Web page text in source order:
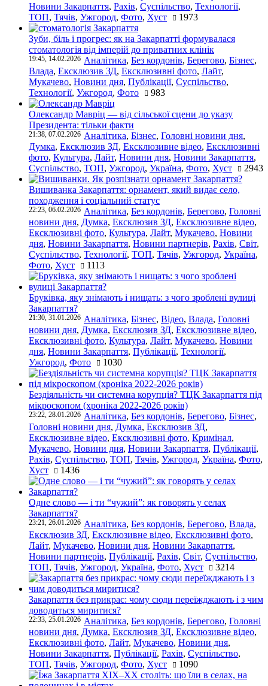
Новини Закарпаття, Рахів, Суспільство, Технології,
ТОП, Тячів, Ужгород, Фото, Хуст 1973
Зуби, біль і прогрес: як на Закарпатті формувалася
стоматологія від імперій до приватних клінік
19:45, 14.02.2026 Аналітика, Без кордонів, Берегово, Бізнес,
Влада, Ексклюзив ЗД, Ексклюзивні фото, Лайт,
Мукачево, Новини дня, Публікації, Суспільство,
Технології, Ужгород, Фото 983
Олександр Мавріц — від сільської сцени до указу
Президента: тільки факти
21:38, 07.02.2026 Аналітика, Бізнес, Головні новини дня,
Думка, Ексклюзив ЗД, Ексклюзивне відео, Ексклюзивні
фото, Культура, Лайт, Новини дня, Новини Закарпаття,
Суспільство, ТОП, Ужгород, Україна, Фото, Хуст 2943
Вишиванка Закарпаття: орнамент, який видає село,
походження і соціальний статус
22:23, 06.02.2026 Аналітика, Без кордонів, Берегово, Головні
новини дня, Думка, Ексклюзив ЗД, Ексклюзивне відео,
Ексклюзивні фото, Культура, Лайт, Мукачево, Новини
дня, Новини Закарпаття, Новини партнерів, Рахів, Світ,
Суспільство, Технології, ТОП, Тячів, Ужгород, Україна,
Фото, Хуст 1113
Бруківка, яку знімають і нищать: з чого зроблені вулиці
Закарпаття?
21:30, 31.01.2026 Аналітика, Бізнес, Відео, Влада, Головні
новини дня, Думка, Ексклюзив ЗД, Ексклюзивне відео,
Ексклюзивні фото, Культура, Лайт, Мукачево, Новини
дня, Новини Закарпаття, Публікації, Технології,
Ужгород, Фото 1030
Бездіяльність чи системна корупція? ТЦК Закарпаття під
мікроскопом (хроніка 2022-2026 років)
23:22, 28.01.2026 Аналітика, Без кордонів, Берегово, Бізнес,
Головні новини дня, Думка, Ексклюзив ЗД,
Ексклюзивне відео, Ексклюзивні фото, Кримінал,
Мукачево, Новини дня, Новини Закарпаття, Публікації,
Рахів, Суспільство, ТОП, Тячів, Ужгород, Україна, Фото,
Хуст
1436
Одне слово — і ти “чужий”: як говорять у селах
Закарпаття?
23:21, 26.01.2026 Аналітика, Без кордонів, Берегово, Влада,
Ексклюзив ЗД, Ексклюзивне відео, Ексклюзивні фото,
Лайт, Мукачево, Новини дня, Новини Закарпаття,
Новини партнерів, Публікації, Рахів, Світ, Суспільство,
ТОП, Тячів, Ужгород, Україна, Фото, Хуст 3214
Закарпаття без прикрас: чому сюди переїжджають і з чим
доводиться миритися?
22:33, 25.01.2026 Аналітика, Без кордонів, Берегово, Головні
новини дня, Думка, Ексклюзив ЗД, Ексклюзивне відео,
Ексклюзивні фото, Лайт, Мукачево, Новини дня,
Новини Закарпаття, Публікації, Рахів, Суспільство,
ТОП, Тячів, Ужгород, Фото, Хуст 1090